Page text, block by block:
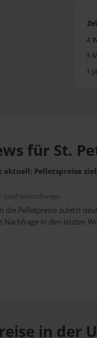
4
3
1
für St.
aktuell: Pelletspreise
Josef Weichslberger
die Pelletpreise zuletzt
Nachfrage in den letzten
in der